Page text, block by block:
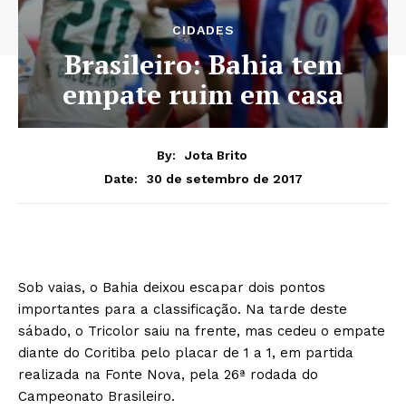
CIDADES
Brasileiro: Bahia tem
empate ruim em casa
By:
Jota Brito
Date:
30 de setembro de 2017
Sob vaias, o Bahia deixou escapar dois pontos
importantes para a classificação. Na tarde deste
sábado, o Tricolor saiu na frente, mas cedeu o empate
diante do Coritiba pelo placar de 1 a 1, em partida
realizada na Fonte Nova, pela 26ª rodada do
Campeonato Brasileiro.